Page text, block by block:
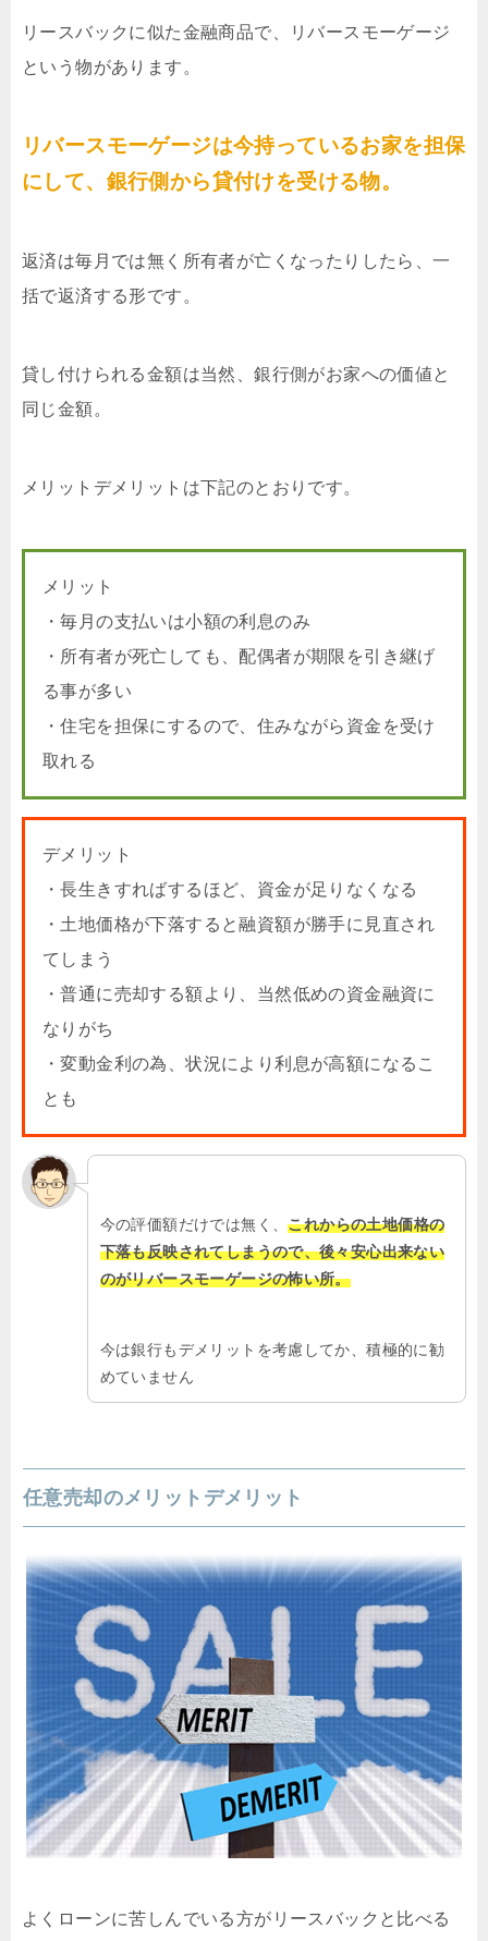
リースバックに似た金融商品で、リバースモーゲージ
という物があります。
リバースモーゲージは今持っているお家を担保
にして、銀行側から貸付けを受ける物。
返済は毎月では無く所有者が亡くなったりしたら、一
括で返済する形です。
貸し付けられる金額は当然、銀行側がお家への価値と
同じ金額。
メリットデメリットは下記のとおりです。
メリット
・毎月の支払いは小額の利息のみ
・所有者が死亡しても、配偶者が期限を引き継げ
る事が多い
・住宅を担保にするので、住みながら資金を受け
取れる
デメリット
・長生きすればするほど、資金が足りなくなる
・土地価格が下落すると融資額が勝手に見直され
てしまう
・普通に売却する額より、当然低めの資金融資に
なりがち
・変動金利の為、状況により利息が高額になるこ
とも
今の評価額だけでは無く、これからの土地価格の
下落も反映されてしまうので、後々安心出来ない
のがリバースモーゲージの怖い所。
今は銀行もデメリットを考慮してか、積極的に勧
めていません
任意売却のメリットデメリット
よくローンに苦しんでいる方がリースバックと比べる